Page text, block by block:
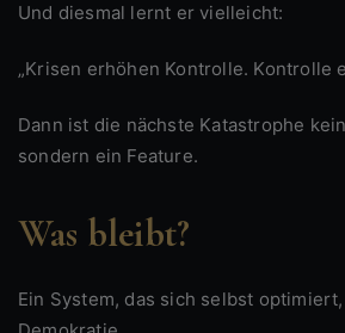
Und diesmal lernt er vielleicht:
„Krisen erhöhen Kontrolle. Kontrolle
Dann ist die nächste Katastrophe kein Unfall mehr,
sondern ein Feature.
Was bleibt?
Ein System, das sich selbst optimiert, braucht keine